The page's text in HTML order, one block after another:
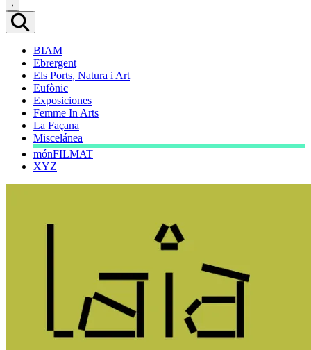
BIAM
Ebrergent
Els Ports, Natura i Art
Eufònic
Exposiciones
Femme In Arts
La Façana
Miscelánea
mónFILMAT
XYZ